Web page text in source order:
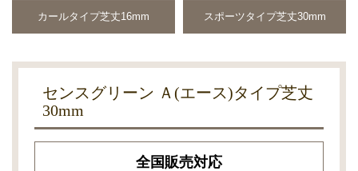
カールタイプ芝丈16mm スポーツタイプ芝丈30mm
センスグリーン Ａ(エース)タイプ芝丈
30mm
全国販売対応